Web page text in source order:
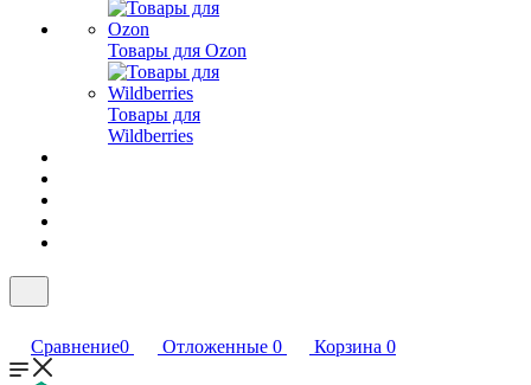
Товары для Ozon
Товары для
Wildberries
Сравнение0 Отложенные 0 Корзина 0